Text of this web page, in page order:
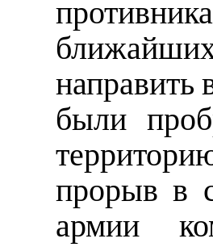
были
прорыв в
армии